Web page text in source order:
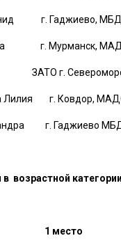
г. Гаджиево,
г. Мурманск,
г.
Лилия г. Ковдор,
г. Гаджиево
возрастной
1 место